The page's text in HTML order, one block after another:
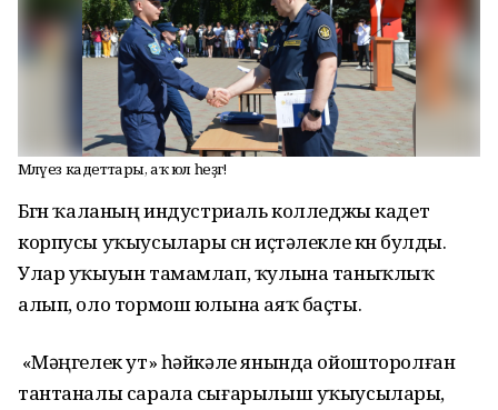
Мәләүез кадеттары, аҡ юл һеҙгә!
Бөгөн ҡаланың индустриаль колледжы кадет
корпусы уҡыусылары өсөн иҫтәлекле көн булды.
Улар уҡыуын тамамлап, ҡулына таныҡлыҡ
алып, оло тормош юлына аяҡ баҫты.
«Мәңгелек ут» һәйкәле янында ойошторолған
тантаналы сарала сығарылыш уҡыусылары,